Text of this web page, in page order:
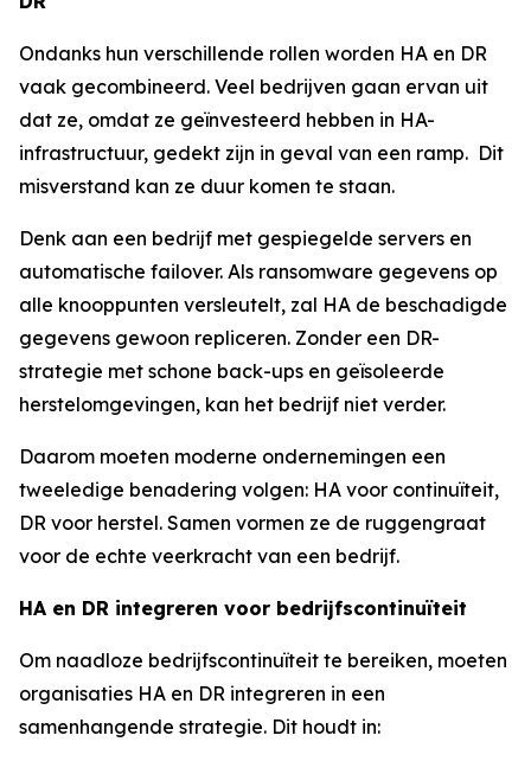
Ondanks hun verschillende rollen worden HA en DR
vaak gecombineerd. Veel bedrijven gaan ervan uit
dat ze, omdat ze geïnvesteerd hebben in HA-
infrastructuur, gedekt zijn in geval van een ramp. Dit
misverstand kan ze duur komen te staan.
Denk aan een bedrijf met gespiegelde servers en
automatische failover. Als ransomware gegevens op
alle knooppunten versleutelt, zal HA de beschadigde
gegevens gewoon repliceren. Zonder een DR-
strategie met schone back-ups en geïsoleerde
herstelomgevingen, kan het bedrijf niet verder.
Daarom moeten moderne ondernemingen een
tweeledige benadering volgen: HA voor continuïteit,
DR voor herstel. Samen vormen ze de ruggengraat
voor de echte veerkracht van een bedrijf.
HA en DR integreren voor bedrijfscontinuïteit
Om naadloze bedrijfscontinuïteit te bereiken, moeten
organisaties HA en DR integreren in een
samenhangende strategie. Dit houdt in: